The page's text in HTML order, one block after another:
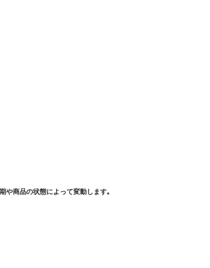
や商品の状態によって変動します｡